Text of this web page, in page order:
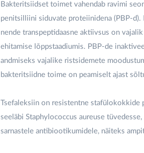
Bakteritsiidset toimet vahendab ravimi
penitsilliini siduvate proteiinidena (PBP-d).
nende transpeptidaasne aktiivsus on
ehitamise lõppstaadiumis. PBP-de
andmiseks vajalike ristsidemete
bakteritsiidne toime on peamiselt ajast
Tsefaleksiin on resistentne
seeläbi Staphylococcus aureuse
sarnastele antibiootikumidele, näiteks